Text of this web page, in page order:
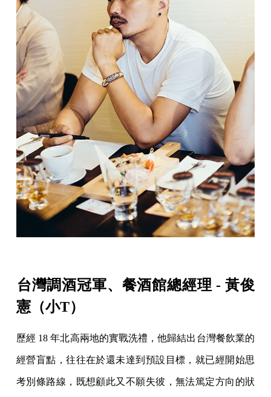
台灣調酒冠軍、餐酒館總經理 - 黃俊
憲（小T）
歷經 18 年北高兩地的實戰洗禮，他歸結出台灣餐飲業的
經營盲點，往往在於還未達到預設目標，就已經開始思
考別條路線，既想顧此又不願失彼，無法篤定方向的狀